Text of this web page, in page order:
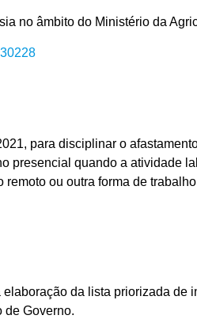
no âmbito do Ministério da
para disciplinar o
presencial quando a atividade
ou outra forma de
da lista priorizada de
de Governo.